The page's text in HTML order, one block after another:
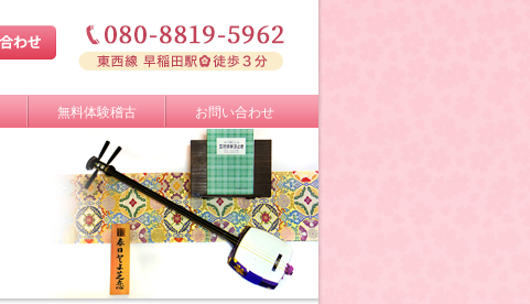
無料体験稽古 お問い合わせ